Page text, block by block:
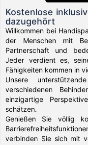
Kostenlose
dazugehört
Willkommen bei
der Menschen mit
Partnerschaft und
Jeder verdient es,
Fähigkeiten kommen in
Unsere
verschiedenen
einzigartige
schätzen.
Genießen Sie völlig
verbinden Sie sich mit